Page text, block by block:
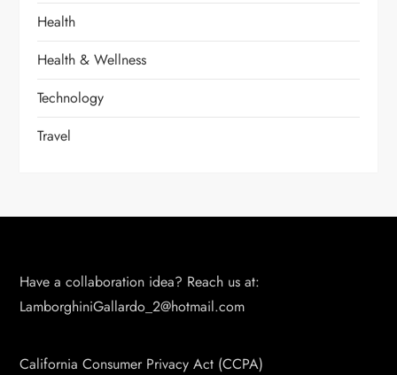
Health
Health & Wellness
Technology
Travel
Have a collaboration idea? Reach us at:
LamborghiniGallardo_2@hotmail.com
California Consumer Privacy Act (CCPA)